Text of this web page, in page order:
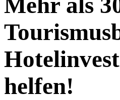
helfen!